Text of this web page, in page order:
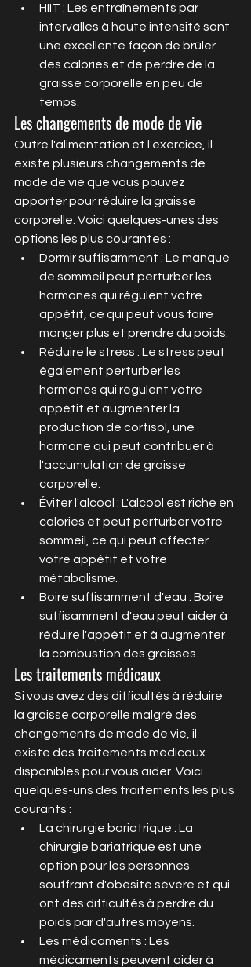
HIIT : Les entraînements par
intervalles à haute intensité sont
une excellente façon de brûler
des calories et de perdre de la
graisse corporelle en peu de
temps.
Les changements de mode de vie
Outre l'alimentation et l'exercice, il
existe plusieurs changements de
mode de vie que vous pouvez
apporter pour réduire la graisse
corporelle. Voici quelques-unes des
options les plus courantes :
Dormir suffisamment : Le manque
de sommeil peut perturber les
hormones qui régulent votre
appétit, ce qui peut vous faire
manger plus et prendre du poids.
Réduire le stress : Le stress peut
également perturber les
hormones qui régulent votre
appétit et augmenter la
production de cortisol, une
hormone qui peut contribuer à
l'accumulation de graisse
corporelle.
Éviter l'alcool : L'alcool est riche en
calories et peut perturber votre
sommeil, ce qui peut affecter
votre appétit et votre
métabolisme.
Boire suffisamment d'eau : Boire
suffisamment d'eau peut aider à
réduire l'appétit et à augmenter
la combustion des graisses.
Les traitements médicaux
Si vous avez des difficultés à réduire
la graisse corporelle malgré des
changements de mode de vie, il
existe des traitements médicaux
disponibles pour vous aider. Voici
quelques-uns des traitements les plus
courants :
La chirurgie bariatrique : La
chirurgie bariatrique est une
option pour les personnes
souffrant d'obésité sévère et qui
ont des difficultés à perdre du
poids par d'autres moyens.
Les médicaments : Les
médicaments peuvent aider à